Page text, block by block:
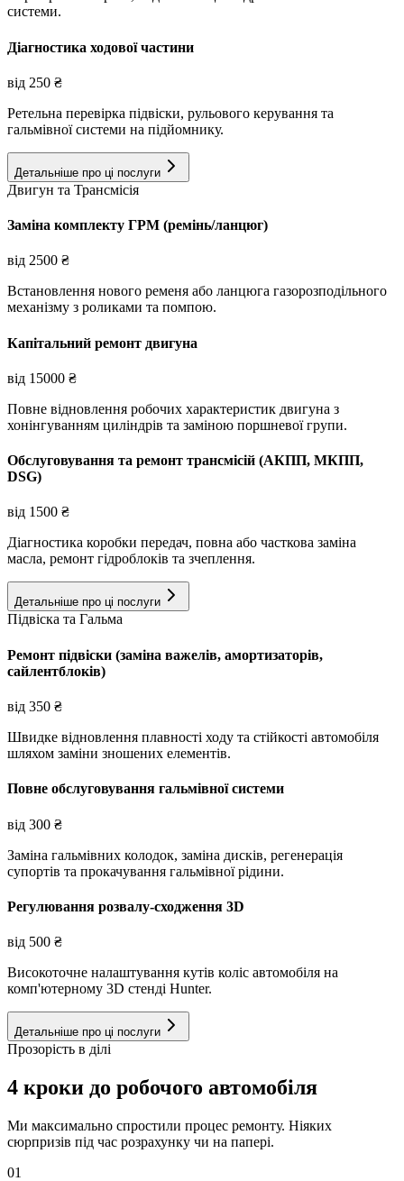
системи.
Діагностика ходової частини
від 250 ₴
Ретельна перевірка підвіски, рульового керування та
гальмівної системи на підйомнику.
Детальніше про ці послуги
Двигун та Трансмісія
Заміна комплекту ГРМ (ремінь/ланцюг)
від 2500 ₴
Встановлення нового ременя або ланцюга газорозподільного
механізму з роликами та помпою.
Капітальний ремонт двигуна
від 15000 ₴
Повне відновлення робочих характеристик двигуна з
хонінгуванням циліндрів та заміною поршневої групи.
Обслуговування та ремонт трансмісій (АКПП, МКПП,
DSG)
від 1500 ₴
Діагностика коробки передач, повна або часткова заміна
масла, ремонт гідроблоків та зчеплення.
Детальніше про ці послуги
Підвіска та Гальма
Ремонт підвіски (заміна важелів, амортизаторів,
сайлентблоків)
від 350 ₴
Швидке відновлення плавності ходу та стійкості автомобіля
шляхом заміни зношених елементів.
Повне обслуговування гальмівної системи
від 300 ₴
Заміна гальмівних колодок, заміна дисків, регенерація
супортів та прокачування гальмівної рідини.
Регулювання розвалу-сходження 3D
від 500 ₴
Високоточне налаштування кутів коліс автомобіля на
комп'ютерному 3D стенді Hunter.
Детальніше про ці послуги
Прозорість в ділі
4 кроки до робочого автомобіля
Ми максимально спростили процес ремонту. Ніяких
сюрпризів під час розрахунку чи на папері.
01